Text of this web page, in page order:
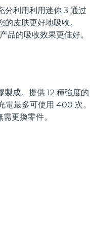
分利用利用迷你 3 通过
皮肤更好地吸收。
品的吸收效果更佳好。
成。提供 12 種強度的
電最多可使用 400 次
更換零件。